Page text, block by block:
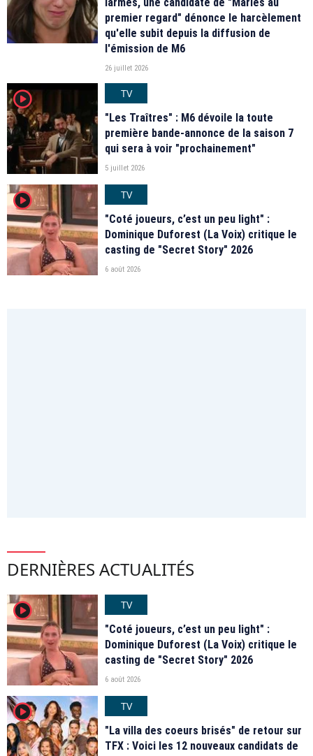
larmes, une candidate de "Mariés au
premier regard" dénonce le harcèlement
qu'elle subit depuis la diffusion de
l'émission de M6
26 juillet 2026
player2
TV
"Les Traîtres" : M6 dévoile la toute
première bande-annonce de la saison 7
qui sera à voir "prochainement"
5 juillet 2026
player2
TV
"Coté joueurs, c’est un peu light" :
Dominique Duforest (La Voix) critique le
casting de "Secret Story" 2026
6 août 2026
DERNIÈRES ACTUALITÉS
player2
TV
"Coté joueurs, c’est un peu light" :
Dominique Duforest (La Voix) critique le
casting de "Secret Story" 2026
6 août 2026
player2
TV
"La villa des coeurs brisés" de retour sur
TFX : Voici les 12 nouveaux candidats de